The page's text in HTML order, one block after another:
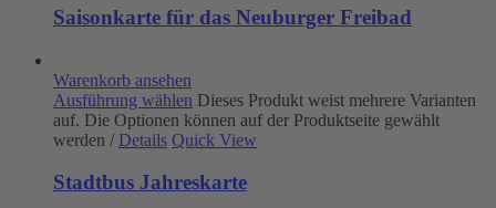
Saisonkarte für das Neuburger Freibad
Warenkorb ansehen
Ausführung wählen Dieses Produkt weist mehrere Varianten
auf. Die Optionen können auf der Produktseite gewählt
werden / Details Quick View
Stadtbus Jahreskarte